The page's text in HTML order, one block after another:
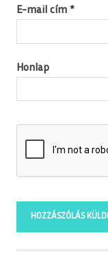
E-mail cím *
Honlap